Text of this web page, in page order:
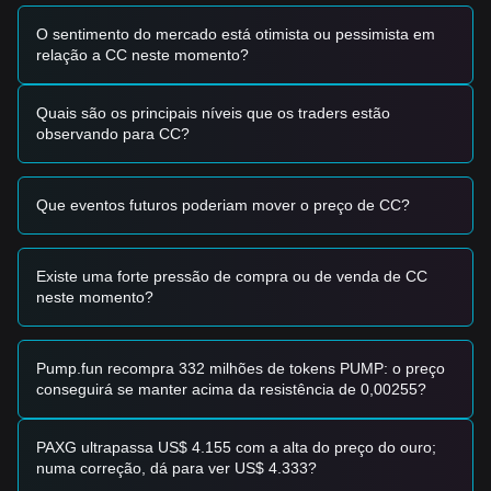
Máquina Virtual Ethereum (EVM), reduziu as barreiras para
os programadores, embora a reação do mercado tenha sido
dinâmica de "venda da notícia" a curto prazo.
como super validadores estão a aumentar a credibilidade da
rede, embora ainda não tenham compensado o sentimento
Com base na estrutura técnica atual e no impulso do
negociação de referência:
Zona de Compra Potencial
• Se o preço do Canton se aproximar do nível de suporte de
• Se o preço do Canton romper acima do nível de
resistência de $0,126 (EMA de 20 dias)com uma expansão
significativa do volume, poderá confirmar uma nova
tendência de recuperação ascendente.
Cenário de Risco
• Se o preço do Canton cair abaixo do principal suporte de
O sentimento do mercado está otimista ou pessimista em
relação a CC neste momento?
Quais são os principais níveis que os traders estão
observando para CC?
Que eventos futuros poderiam mover o preço de CC?
Existe uma forte pressão de compra ou de venda de CC
neste momento?
Pump.fun recompra 332 milhões de tokens PUMP: o preço
conseguirá se manter acima da resistência de 0,00255?
PAXG ultrapassa US$ 4.155 com a alta do preço do ouro;
numa correção, dá para ver US$ 4.333?